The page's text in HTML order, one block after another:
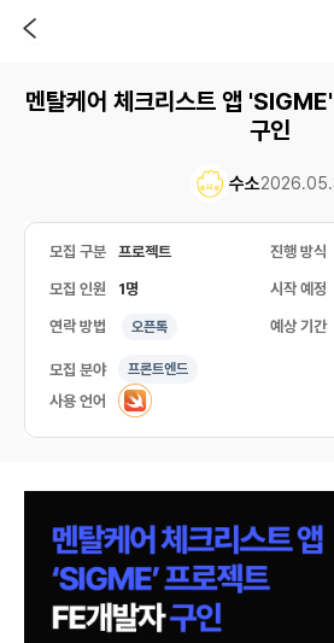
멘탈케어 체크리스트 앱
구인
수소
모집 구분 프로젝트 진행 방식
모집 인원 1명 시작 예정
연락 방법 오픈톡 예상 기간
모집 분야 프론트엔드
사용 언어